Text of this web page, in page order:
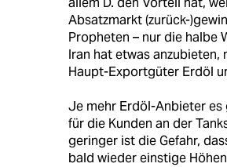
Absatzmarkt (zurück-
Propheten – nur die halbe
Iran hat etwas anzubieten,
Haupt-Exportgüter Erdöl
Je mehr Erdöl-Anbieter es
für die Kunden an der
geringer ist die Gefahr,
bald wieder einstige